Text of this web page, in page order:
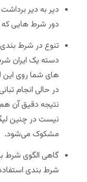
دیر به دیر
دور شرط هایی
تنوع در شرط بندی
دسته یک ایران
های شما روی
در حالی انجام
نتیجه دقیق آن
نیست در چنین
مشکوک می‌شود.
گاهی الگوی شرط
شرط بندی